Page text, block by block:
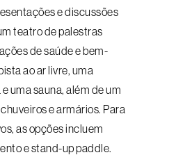
e discussões
teatro de palestras
de saúde e bem-
ao ar livre, uma
uma sauna, além de um
e armários. Para
as opções incluem
e stand-up paddle.